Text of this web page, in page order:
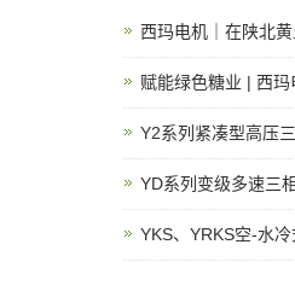
西玛电机｜在陕北
赋能绿色糖业 | 西
Y2系列紧凑型高压
YD系列变级多速三
YKS、YRKS空-水